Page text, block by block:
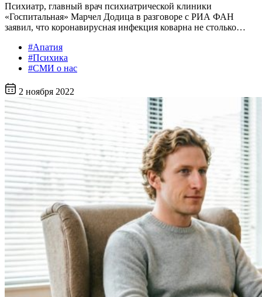
Психиатр, главный врач психиатрической клиники
«Госпитальная» Марчел Додица в разговоре с РИА ФАН
заявил, что коронавирусная инфекция коварна не столько…
#Апатия
#Психика
#СМИ о нас
2 ноября 2022